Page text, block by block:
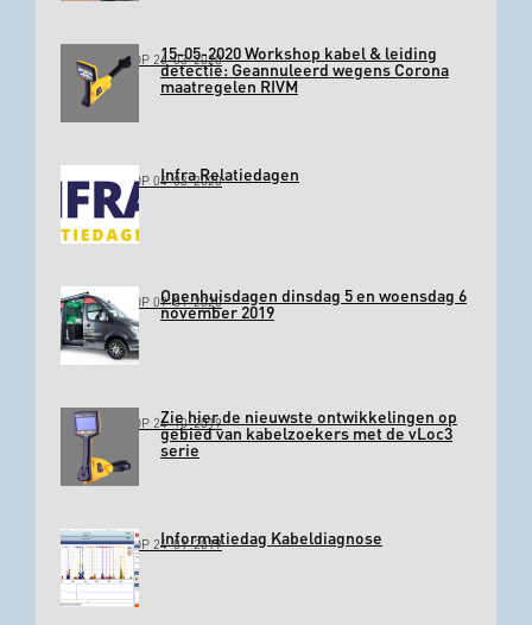
GEPLAATST OP 26-03-202015-05-2020 Workshop kabel & leiding
detectie: Geannuleerd wegens Corona
maatregelen RIVM
GEPLAATST OP 04-03-2020Infra Relatiedagen
GEPLAATST OP 09-01-2020Openhuisdagen dinsdag 5 en woensdag 6
november 2019
GEPLAATST OP 24-10-2019Zie hier de nieuwste ontwikkelingen op
gebied van kabelzoekers met de vLoc3
serie
GEPLAATST OP 24-01-2019Informatiedag Kabeldiagnose